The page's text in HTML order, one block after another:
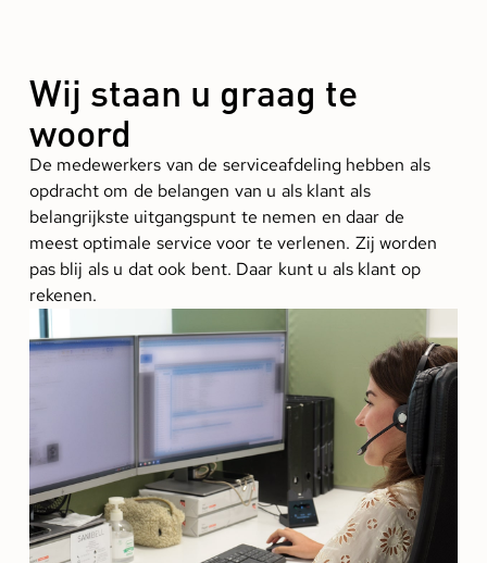
Wij staan u graag te
woord
De medewerkers van de serviceafdeling hebben als
opdracht om de belangen van u als klant als
belangrijkste uitgangspunt te nemen en daar de
meest optimale service voor te verlenen. Zij worden
pas blij als u dat ook bent. Daar kunt u als klant op
rekenen.